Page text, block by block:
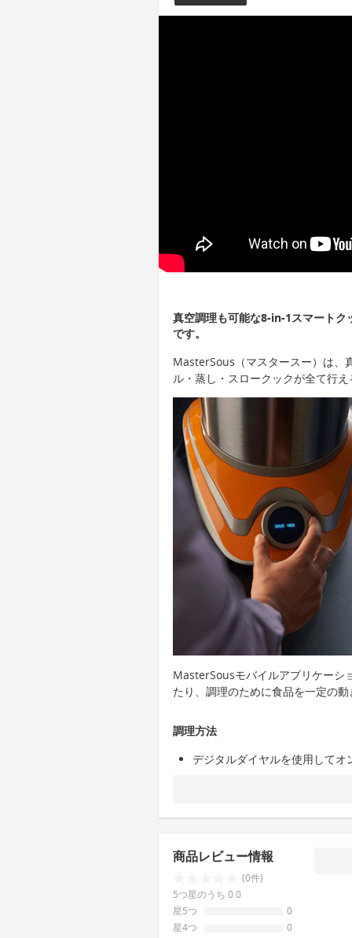
真空調理も可能な8-in-1スマート
です。
MasterSous（マスタースー）は、
ル・蒸し・スロークックが全て行え
MasterSousモバイルアプリケーシ
たり、調理のために食品を一定の
調理方法
デジタルダイヤルを使用してオ
商品レビュー情報
(0件)
5つ星のうち 0.0
星5つ
0
星4つ
0